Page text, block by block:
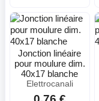
Jonction linéaire
pour moulure dim.
40x17 blanche
Elettrocanali